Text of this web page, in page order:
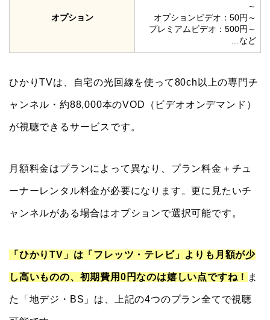
オプション
～
オプションビデオ：50円～
プレミアムビデオ：500円～
…など
ひかりTVは、自宅の光回線を使って80ch以上の専門チ
ャンネル・約88,000本のVOD（ビデオオンデマンド）
が視聴できるサービスです。
月額料金はプランによって異なり、プラン料金＋チュ
ーナーレンタル料金が必要になります。更に見たいチ
ャンネルがある場合はオプションで選択可能です。
「ひかりTV」は「フレッツ・テレビ」よりも月額が少
し高いものの、初期費用0円なのは嬉しい点ですね！ ま
た「地デジ・BS」は、上記の4つのプラン全てで視聴